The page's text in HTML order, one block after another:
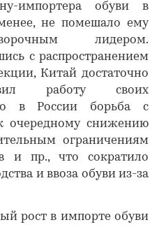
импортера обуви в
не помешало ему
лидером.
с распространением
Китай достаточно
работу своих
в России борьба с
очередному снижению
ограничениям
и пр., что сократило
и ввоза обуви из-за
рост в импорте обуви